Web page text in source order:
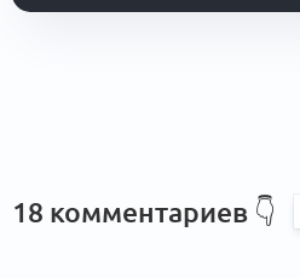
18 комментариев 👇